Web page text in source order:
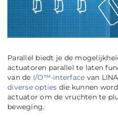
Parallel biedt je de
actuatoren parallel te laten
van de I/O™-interface van
diverse opties die kunnen
actuator om de vruchten te
beweging.